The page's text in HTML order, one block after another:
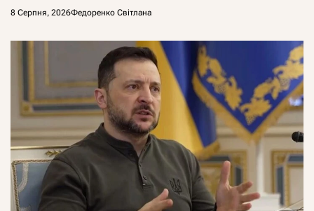
8 Серпня, 2026Федоренко Світлана